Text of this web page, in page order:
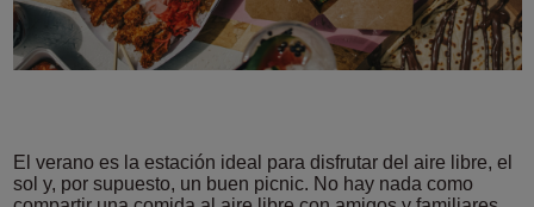
El verano es la estación ideal para disfrutar del aire libre, el
sol y, por supuesto, un buen picnic. No hay nada como